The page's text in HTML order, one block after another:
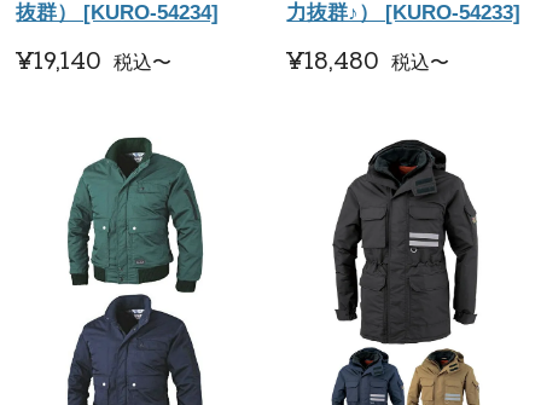
抜群） [KURO-54234]
¥19,140 税込〜
力抜群♪） [KURO-54233]
¥18,480 税込〜